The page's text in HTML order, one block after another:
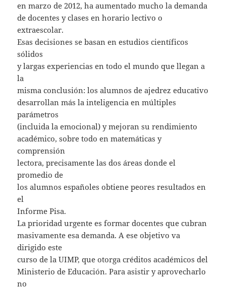
en marzo de 2012, ha aumentado mucho la demanda
de docentes y clases en horario lectivo o
extraescolar.
Esas decisiones se basan en estudios científicos
sólidos
y largas experiencias en todo el mundo que llegan a
la
misma conclusión: los alumnos de ajedrez educativo
desarrollan más la inteligencia en múltiples
parámetros
(incluida la emocional) y mejoran su rendimiento
académico, sobre todo en matemáticas y
comprensión
lectora, precisamente las dos áreas donde el
promedio de
los alumnos españoles obtiene peores resultados en
el
Informe Pisa.
La prioridad urgente es formar docentes que cubran
masivamente esa demanda. A ese objetivo va
dirigido este
curso de la UIMP, que otorga créditos académicos del
Ministerio de Educación. Para asistir y aprovecharlo
no